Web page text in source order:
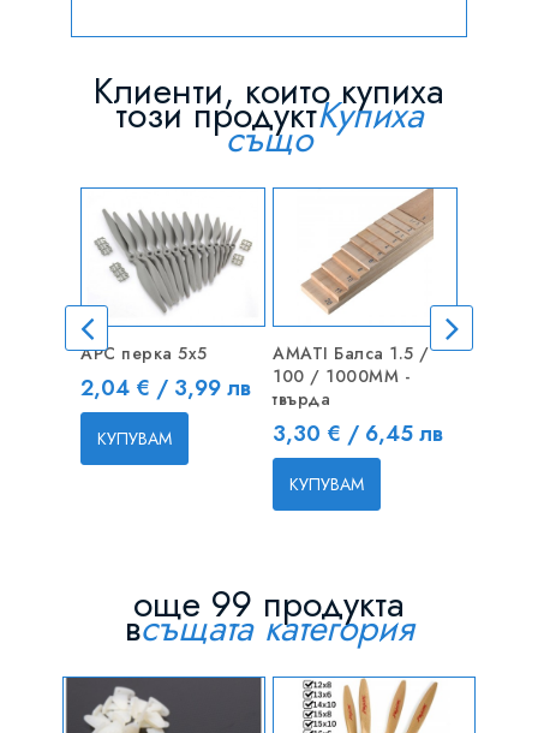
Клиенти, които купиха
този продуктКупиха
също
APC перка 5x5
Цена
2,04 € / 3,99 лв
КУПУВАМ
AMATI Балса 1.5 /
100 / 1000MM -
твърда
Цена
3,30 € / 6,45 лв
КУПУВАМ
още 99 продукта
всъщата категория